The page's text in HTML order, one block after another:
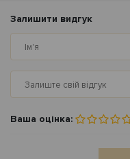
Залишити видгук
Ваша оцінка: